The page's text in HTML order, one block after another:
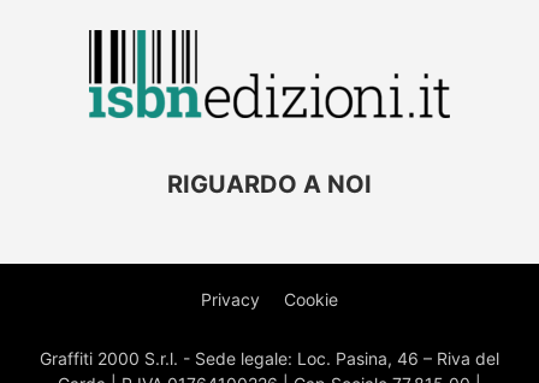
RIGUARDO A NOI
Privacy Cookie
Graffiti 2000 S.r.l. - Sede legale: Loc. Pasina, 46 – Riva del